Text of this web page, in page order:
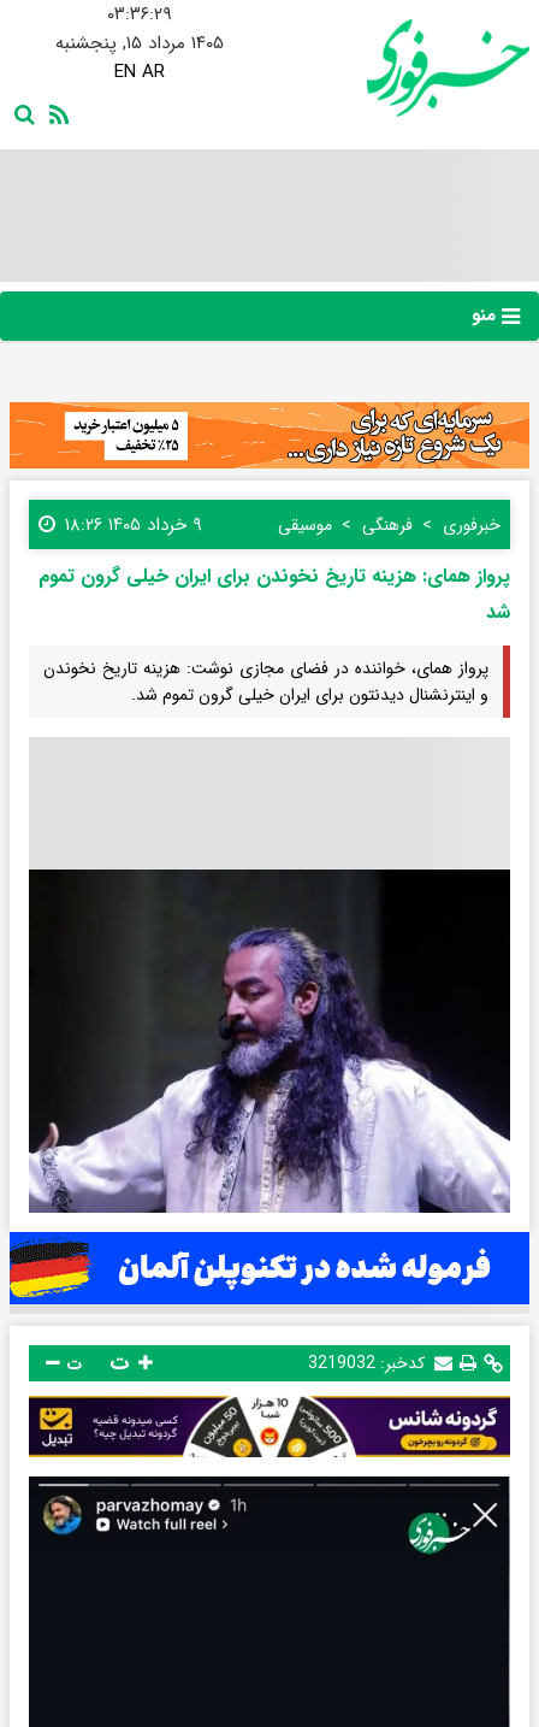
۰۳:۳۶:۳۰
۱۴۰۵ مرداد ۱۵, پنجشنبه
EN AR
منو
خبرفوری فرهنگی موسیقی ۹ خرداد ۱۴۰۵ ۱۸:۲۶
پرواز همای: هزینه تاریخ نخوندن برای ایران خیلی گرون تموم
شد
پرواز همای، خواننده در فضای مجازی نوشت: هزینه تاریخ نخوندن
و اینترنشنال دیدنتون برای ایران خیلی گرون تموم شد.
کدخبر: 3219032 ت